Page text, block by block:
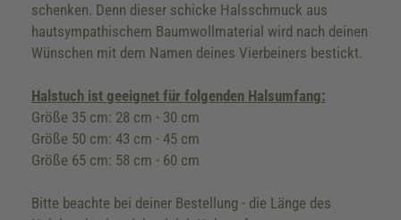
schenken. Denn dieser schicke Halsschmuck aus
hautsympathischem Baumwollmaterial wird nach deinen
Wünschen mit dem Namen deines Vierbeiners bestickt.
Halstuch ist geeignet für folgenden Halsumfang:
Größe 35 cm: 28 cm - 30 cm
Größe 50 cm: 43 cm - 45 cm
Größe 65 cm: 58 cm - 60 cm
Bitte beachte bei deiner Bestellung - die Länge des